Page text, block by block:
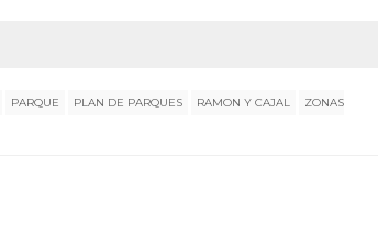
PARQUE PLAN DE PARQUES RAMON Y CAJAL
ZONAS